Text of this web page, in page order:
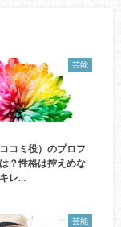
芸能
コミ役）のプロフ
？性格は控えめな
レ…
芸能